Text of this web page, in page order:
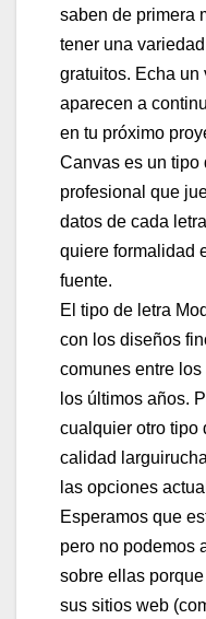
saben de primera
tener una
gratuitos. Echa un
aparecen a
en tu próximo
Canvas es un tipo
profesional que
datos de cada
quiere formalidad
fuente.
El tipo de letra
con los diseños
comunes entre
los últimos años.
cualquier otro tipo
calidad
las opciones
Esperamos que
pero no podemos
sobre ellas
sus sitios web